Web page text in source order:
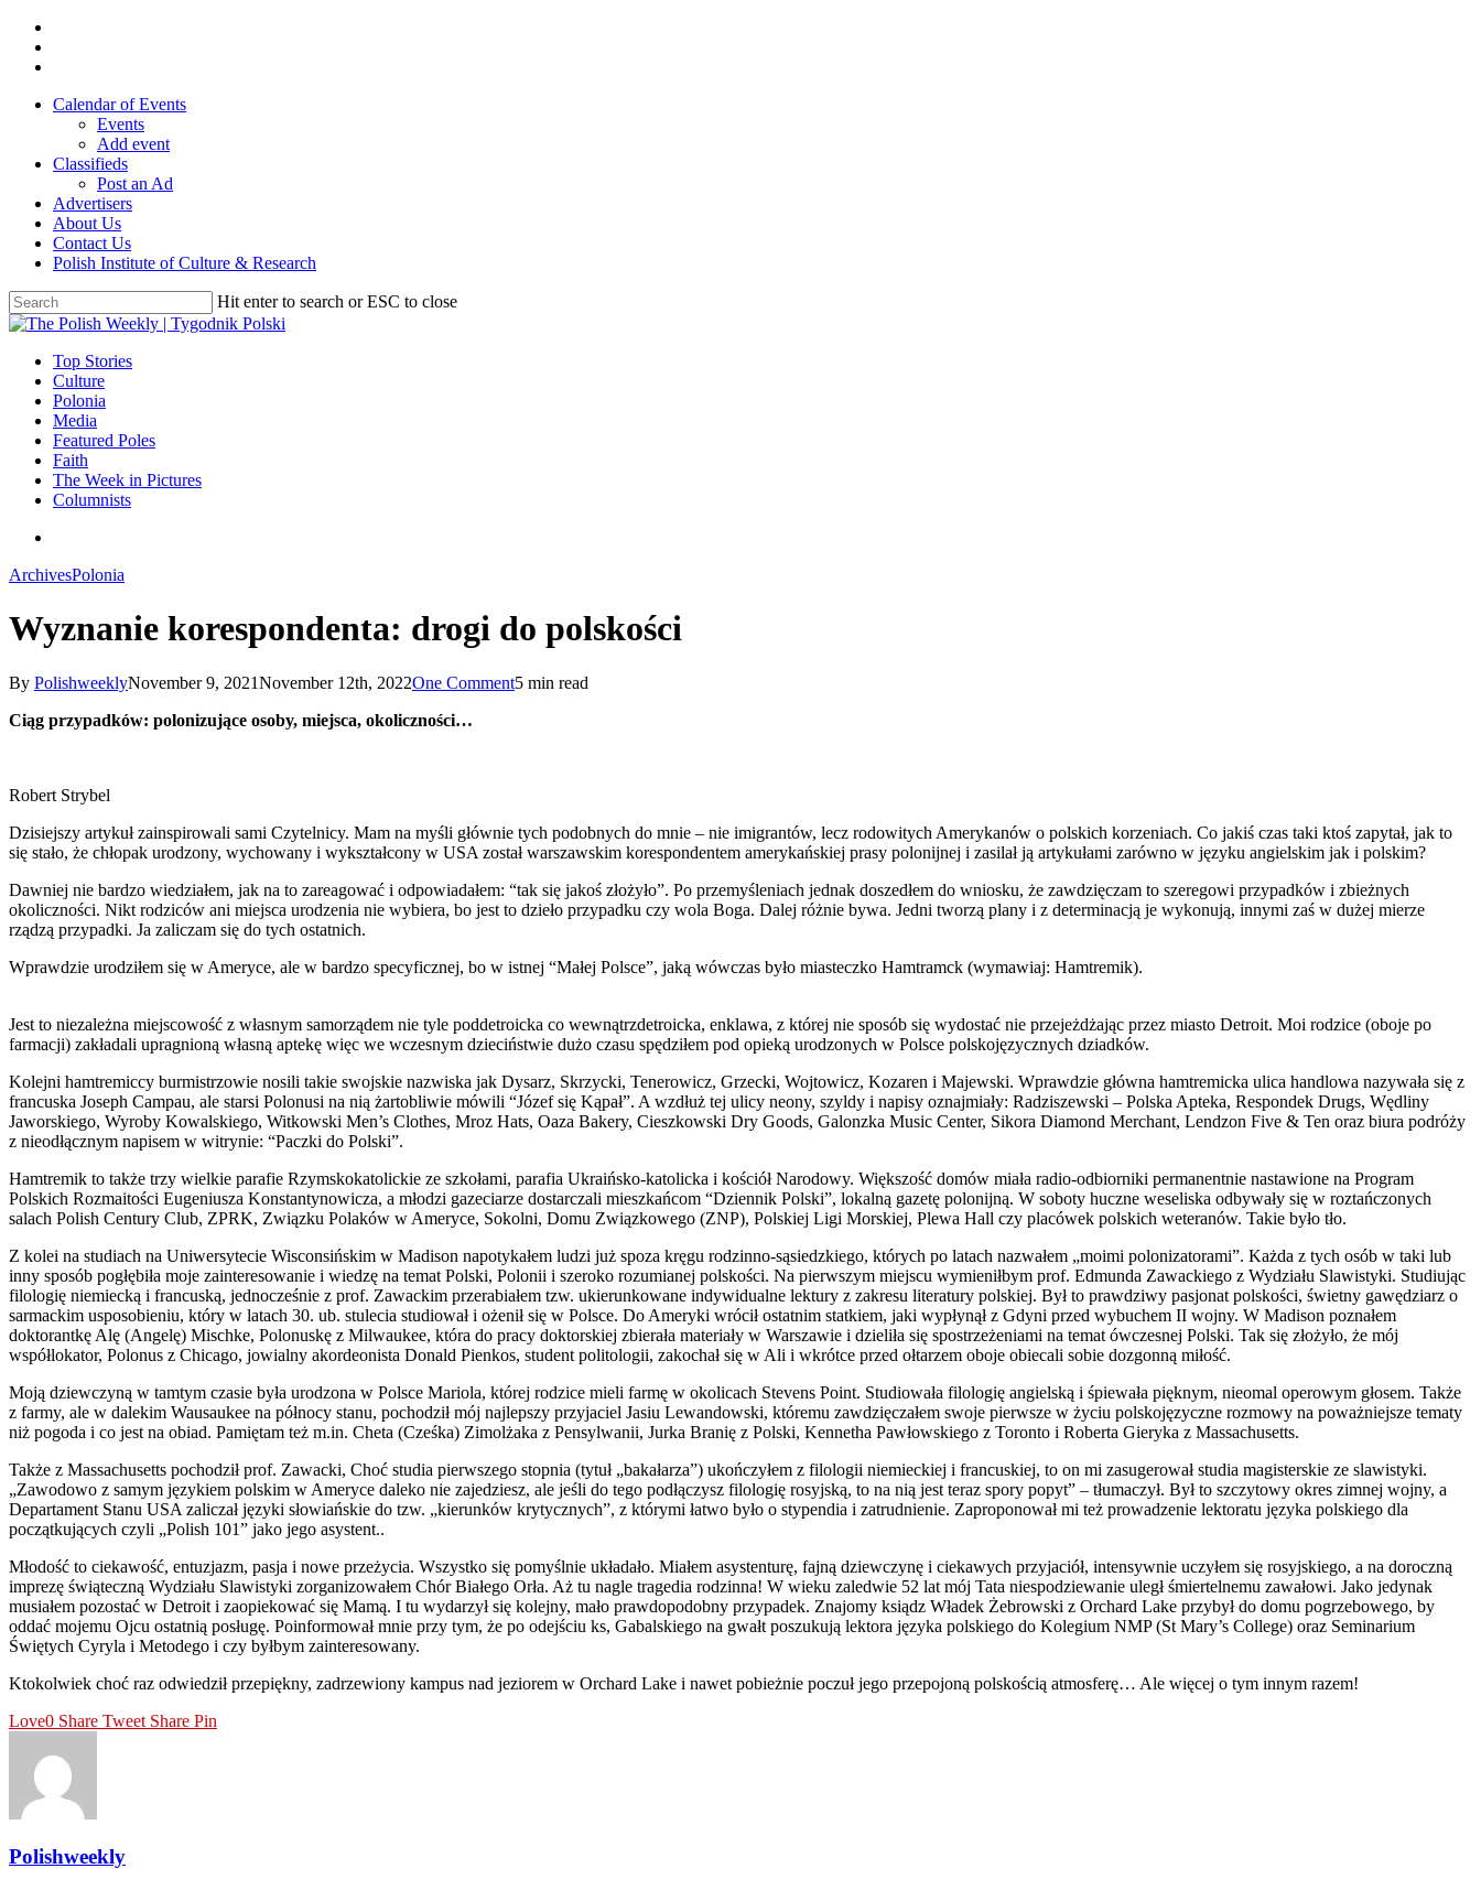
Skip
main
Calendar of Events
Events
Add event
Classifieds
Post an Ad
Advertisers
About Us
Contact Us
Polish Institute of Culture & Research
Hit enter to search or ESC to close
Close
search
Menu
Top Stories
Culture
Polonia
Media
Featured Poles
Faith
The Week in Pictures
Columnists
ArchivesPolonia
Wyznanie korespondenta: drogi do polskości
By PolishweeklyNovember 9, 2021November 12th, 2022One Comment5 min read
Ciąg przypadków: polonizujące osoby, miejsca, okoliczności…
Robert Strybel
Dzisiejszy artykuł zainspirowali sami Czytelnicy. Mam na myśli głównie tych podobnych do mnie – nie imigrantów, lecz rodowitych Amerykanów o polskich korzeniach. Co jakiś czas taki ktoś zapytał, jak to
się stało, że chłopak urodzony, wychowany i wykształcony w USA został warszawskim korespondentem amerykańskiej prasy polonijnej i zasilał ją artykułami zarówno w języku angielskim jak i polskim?
Dawniej nie bardzo wiedziałem, jak na to zareagować i odpowiadałem: “tak się jakoś złożyło”. Po przemyśleniach jednak doszedłem do wniosku, że zawdzięczam to szeregowi przypadków i zbieżnych
okoliczności. Nikt rodziców ani miejsca urodzenia nie wybiera, bo jest to dzieło przypadku czy wola Boga. Dalej różnie bywa. Jedni tworzą plany i z determinacją je wykonują, innymi zaś w dużej mierze
rządzą przypadki. Ja zaliczam się do tych ostatnich.
Wprawdzie urodziłem się w Ameryce, ale w bardzo specyficznej, bo w istnej “Małej Polsce”, jaką wówczas było miasteczko Hamtramck (wymawiaj: Hamtremik).
Jest to niezależna miejscowość z własnym samorządem nie tyle poddetroicka co wewnątrzdetroicka, enklawa, z której nie sposób się wydostać nie przejeżdżając przez miasto Detroit. Moi rodzice (oboje po
farmacji) zakładali upragnioną własną aptekę więc we wczesnym dzieciństwie dużo czasu spędziłem pod opieką urodzonych w Polsce polskojęzycznych dziadków.
Kolejni hamtremiccy burmistrzowie nosili takie swojskie nazwiska jak Dysarz, Skrzycki, Tenerowicz, Grzecki, Wojtowicz, Kozaren i Majewski. Wprawdzie główna hamtremicka ulica handlowa nazywała się z
francuska Joseph Campau, ale starsi Polonusi na nią żartobliwie mówili “Józef się Kąpał”. A wzdłuż tej ulicy neony, szyldy i napisy oznajmiały: Radziszewski – Polska Apteka, Respondek Drugs, Wędliny
Jaworskiego, Wyroby Kowalskiego, Witkowski Men’s Clothes, Mroz Hats, Oaza Bakery, Cieszkowski Dry Goods, Galonzka Music Center, Sikora Diamond Merchant, Lendzon Five & Ten oraz biura podróży
z nieodłącznym napisem w witrynie: “Paczki do Polski”.
Hamtremik to także trzy wielkie parafie Rzymskokatolickie ze szkołami, parafia Ukraińsko-katolicka i kościół Narodowy. Większość domów miała radio-odbiorniki permanentnie nastawione na Program
Polskich Rozmaitości Eugeniusza Konstantynowicza, a młodzi gazeciarze dostarczali mieszkańcom “Dziennik Polski”, lokalną gazetę polonijną. W soboty huczne weseliska odbywały się w roztańczonych
salach Polish Century Club, ZPRK, Związku Polaków w Ameryce, Sokolni, Domu Związkowego (ZNP), Polskiej Ligi Morskiej, Plewa Hall czy placówek polskich weteranów. Takie było tło.
Z kolei na studiach na Uniwersytecie Wisconsińskim w Madison napotykałem ludzi już spoza kręgu rodzinno-sąsiedzkiego, których po latach nazwałem „moimi polonizatorami”. Każda z tych osób w taki lub
inny sposób pogłębiła moje zainteresowanie i wiedzę na temat Polski, Polonii i szeroko rozumianej polskości. Na pierwszym miejscu wymieniłbym prof. Edmunda Zawackiego z Wydziału Slawistyki. Studiując
filologię niemiecką i francuską, jednocześnie z prof. Zawackim przerabiałem tzw. ukierunkowane indywidualne lektury z zakresu literatury polskiej. Był to prawdziwy pasjonat polskości, świetny gawędziarz o
sarmackim usposobieniu, który w latach 30. ub. stulecia studiował i ożenił się w Polsce. Do Ameryki wrócił ostatnim statkiem, jaki wypłynął z Gdyni przed wybuchem II wojny. W Madison poznałem
doktorantkę Alę (Angelę) Mischke, Polonuskę z Milwaukee, która do pracy doktorskiej zbierała materiały w Warszawie i dzieliła się spostrzeżeniami na temat ówczesnej Polski. Tak się złożyło, że mój
współlokator, Polonus z Chicago, jowialny akordeonista Donald Pienkos, student politologii, zakochał się w Ali i wkrótce przed ołtarzem oboje obiecali sobie dozgonną miłość.
Moją dziewczyną w tamtym czasie była urodzona w Polsce Mariola, której rodzice mieli farmę w okolicach Stevens Point. Studiowała filologię angielską i śpiewała pięknym, nieomal operowym głosem. Także
z farmy, ale w dalekim Wausaukee na północy stanu, pochodził mój najlepszy przyjaciel Jasiu Lewandowski, któremu zawdzięczałem swoje pierwsze w życiu polskojęzyczne rozmowy na poważniejsze tematy
niż pogoda i co jest na obiad. Pamiętam też m.in. Cheta (Cześka) Zimolżaka z Pensylwanii, Jurka Branię z Polski, Kennetha Pawłowskiego z Toronto i Roberta Gieryka z Massachusetts.
Także z Massachusetts pochodził prof. Zawacki, Choć studia pierwszego stopnia (tytuł „bakałarza”) ukończyłem z filologii niemieckiej i francuskiej, to on mi zasugerował studia magisterskie ze slawistyki.
„Zawodowo z samym językiem polskim w Ameryce daleko nie zajedziesz, ale jeśli do tego podłączysz filologię rosyjską, to na nią jest teraz spory popyt” – tłumaczył. Był to szczytowy okres zimnej wojny, a
Departament Stanu USA zaliczał języki słowiańskie do tzw. „kierunków krytycznych”, z którymi łatwo było o stypendia i zatrudnienie. Zaproponował mi też prowadzenie lektoratu języka polskiego dla
początkujących czyli „Polish 101” jako jego asystent..
Młodość to ciekawość, entuzjazm, pasja i nowe przeżycia. Wszystko się pomyślnie układało. Miałem asystenturę, fajną dziewczynę i ciekawych przyjaciół, intensywnie uczyłem się rosyjskiego, a na doroczną
imprezę świąteczną Wydziału Slawistyki zorganizowałem Chór Białego Orła. Aż tu nagle tragedia rodzinna! W wieku zaledwie 52 lat mój Tata niespodziewanie uległ śmiertelnemu zawałowi. Jako jedynak
musiałem pozostać w Detroit i zaopiekować się Mamą. I tu wydarzył się kolejny, mało prawdopodobny przypadek. Znajomy ksiądz Władek Żebrowski z Orchard Lake przybył do domu pogrzebowego, by
oddać mojemu Ojcu ostatnią posługę. Poinformował mnie przy tym, że po odejściu ks, Gabalskiego na gwałt poszukują lektora języka polskiego do Kolegium NMP (St Mary’s College) oraz Seminarium
Świętych Cyryla i Metodego i czy byłbym zainteresowany.
Ktokolwiek choć raz odwiedził przepiękny, zadrzewiony kampus nad jeziorem w Orchard Lake i nawet pobieżnie poczuł jego przepojoną polskością atmosferę… Ale więcej o tym innym razem!
Love0 Share Tweet Share Pin
Polishweekly